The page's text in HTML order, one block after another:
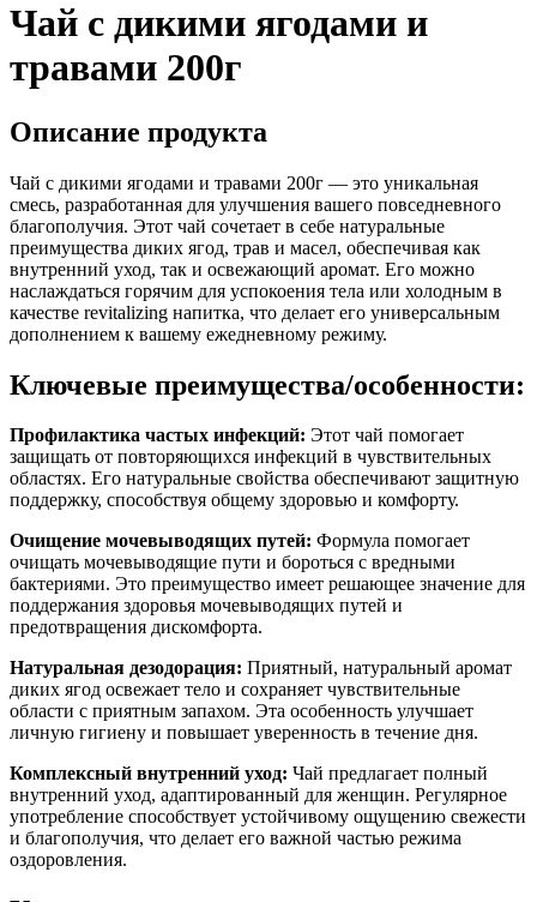
Чай с дикими ягодами и
травами 200г
Описание продукта
Чай с дикими ягодами и травами 200г — это уникальная
смесь, разработанная для улучшения вашего повседневного
благополучия. Этот чай сочетает в себе натуральные
преимущества диких ягод, трав и масел, обеспечивая как
внутренний уход, так и освежающий аромат. Его можно
наслаждаться горячим для успокоения тела или холодным в
качестве revitalizing напитка, что делает его универсальным
дополнением к вашему ежедневному режиму.
Ключевые преимущества/особенности:
Профилактика частых инфекций: Этот чай помогает
защищать от повторяющихся инфекций в чувствительных
областях. Его натуральные свойства обеспечивают защитную
поддержку, способствуя общему здоровью и комфорту.
Очищение мочевыводящих путей: Формула помогает
очищать мочевыводящие пути и бороться с вредными
бактериями. Это преимущество имеет решающее значение для
поддержания здоровья мочевыводящих путей и
предотвращения дискомфорта.
Натуральная дезодорация: Приятный, натуральный аромат
диких ягод освежает тело и сохраняет чувствительные
области с приятным запахом. Эта особенность улучшает
личную гигиену и повышает уверенность в течение дня.
Комплексный внутренний уход: Чай предлагает полный
внутренний уход, адаптированный для женщин. Регулярное
употребление способствует устойчивому ощущению свежести
и благополучия, что делает его важной частью режима
оздоровления.